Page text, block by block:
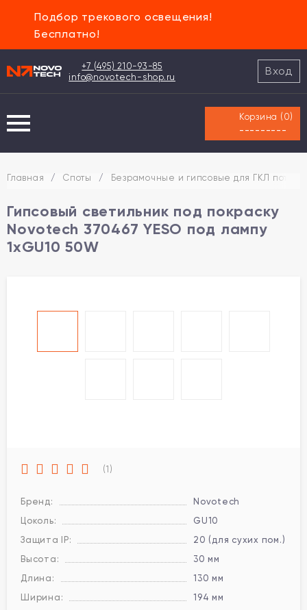
Подбор трекового освещения!
Бесплатно!
+7 (495) 210-93-85
info@novotech-shop.ru
Вход
Корзина ( 0)
---------
Главная / Споты / Безрамочные и гипсовые для ГКЛ
Гипсовый светильник под покраску
Novotech 370467 YESO под лампу
1xGU10 50W
(1)
Бренд:
Novotech
Цоколь:
GU10
Защита IP:
20 (для сухих пом.)
Высота:
30 мм
Длина:
130 мм
Ширина:
194 мм